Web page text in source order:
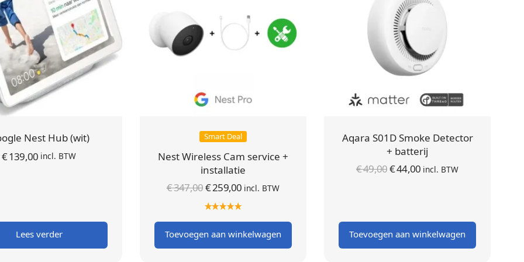
Nest Hub (wit)
€139,00 incl. BTW
Lees verder
Smart Deal
Nest Wireless Cam service +
installatie
€347,00Oorspronkelijke
prijs was:
€ 347,00.
€259,00 Huidige
€ 259,00.
incl. BTW
Toevoegen aan winkelwagen
Aqara S01D Smoke Detector
+ batterij
€49,00Oorspronkelijke
€44,00 Huidige
incl. BTW
Toevoegen aan winkelwagen